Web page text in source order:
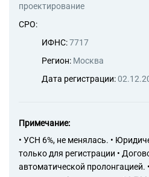
проектирование
СРО:
ИФНС:7717
Регион: Москва
Дата регистрации:
Примечание:
• УСН 6%, не менялась. •
только для регистрации •
автоматической пролонгацией.